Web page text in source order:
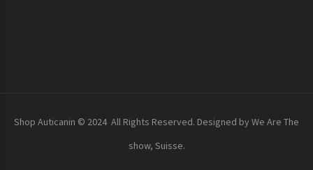
Shop Auticanin © 2024 All Rights Reserved. Designed by We Are The
show, Suisse.